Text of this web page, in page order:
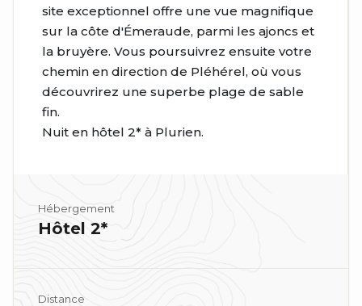
site exceptionnel offre une vue magnifique
sur la côte d'Émeraude, parmi les ajoncs et
la bruyère. Vous poursuivrez ensuite votre
chemin en direction de Pléhérel, où vous
découvrirez une superbe plage de sable
fin.
Nuit en hôtel 2* à Plurien.
Hébergement
Hôtel 2*
Distance